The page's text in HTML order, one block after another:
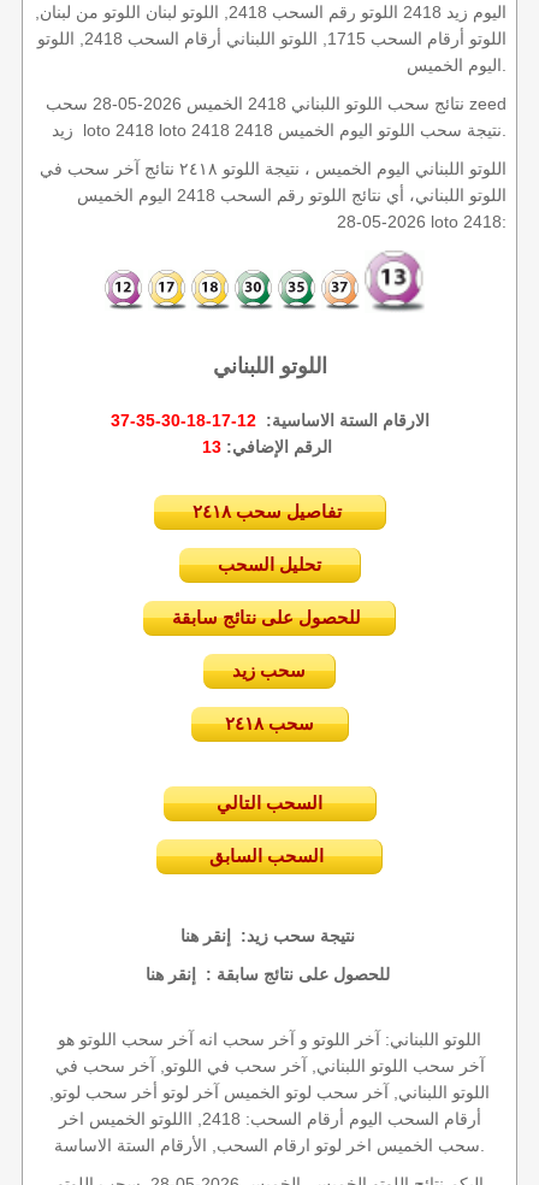
اليوم زيد 2418 اللوتو رقم السحب 2418, اللوتو لبنان اللوتو من لبنان,
اللوتو أرقام السحب 1715, اللوتو اللبناني أرقام السحب 2418, اللوتو
نتائج سحب اللوتو اللبناني 2418 الخميس 2026-05-28 سحب zeed
اللوتو اللبناني اليوم الخميس ، نتيجة اللوتو ٢٤١٨ نتائج آخر سحب في
اللوتو اللبناني، أي نتائج اللوتو رقم السحب 2418 اليوم الخميس
2026-05-28 loto 2418:
اللوتو اللبناني
الارقام الستة الاساسية: 12-17-18-30-35-37
الرقم الإضافي:
تفاصيل سحب ٢٤١٨
تحليل السحب
للحصول على نتائج سابقة
سحب زيد
سحب ٢٤١٨
السحب التالي
السحب السابق
نتيجة سحب زيد:إنقر هنا
للحصول على نتائج سابقة :إنقر هنا
اللوتو اللبناني: آخر اللوتو و آخر سحب انه آخر سحب اللوتو هو
آخر سحب اللوتو اللبناني, آخر سحب في اللوتو, آخر سحب في
اللوتو اللبناني, آخر سحب لوتو الخميس آخر لوتو أخر سحب لوتو,
أرقام السحب اليوم أرقام السحب: 2418, االلوتو الخميس اخر
سحب الخميس اخر لوتو ارقام السحب, الأرقام الستة الاساسة.